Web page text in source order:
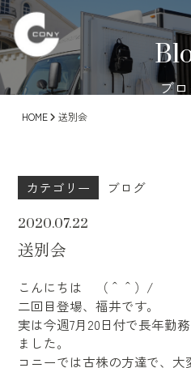
ブ
HOME 送別会
カテゴリー ブログ
2020.07.22
送別会
こんにちは （＾＾）/
二回目登場、福井です。
実は今週7月20日付で長年勤
ました。
コニーでは古株の方達で、大